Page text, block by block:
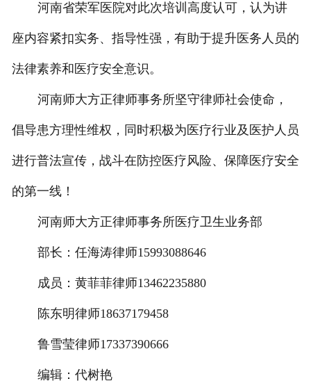
河南省荣军医院对此次培训高度认可，认为讲
座内容紧扣实务、指导性强，有助于提升医务人员的
法律素养和医疗安全意识。
河南师大方正律师事务所坚守律师社会使命，
倡导患方理性维权，同时积极为医疗行业及医护人员
进行普法宣传，战斗在防控医疗风险、保障医疗安全
的第一线！
河南师大方正律师事务所医疗卫生业务部
部长：任海涛律师15993088646
成员：黄菲菲律师13462235880
陈东明律师18637179458
鲁雪莹律师17337390666
编辑：代树艳